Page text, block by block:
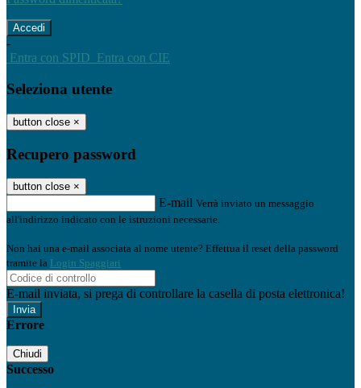
-
Entra con SPID Entra con CIE
Seleziona utente
button close ×
Recupero password
button close ×
E-mail Verrà inviato un messaggio
all'indirizzo indicato con le istruzioni necessarie.
Non hai una e-mail associata al nome utente? Effettua il reset della password
tramite la Login Spaggiari
E-mail inviata, si prega di controllare la casella di posta elettronica!
Errore
Chiudi
Successo